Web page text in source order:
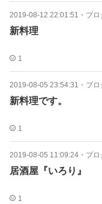
2019-08-12 22:01:51 ・ ブロ
新料理
1
2019-08-05 23:54:31 ・ ブロ
新料理です。
1
2019-08-05 11:09:24 ・ ブロ
居酒屋『いろり』
1